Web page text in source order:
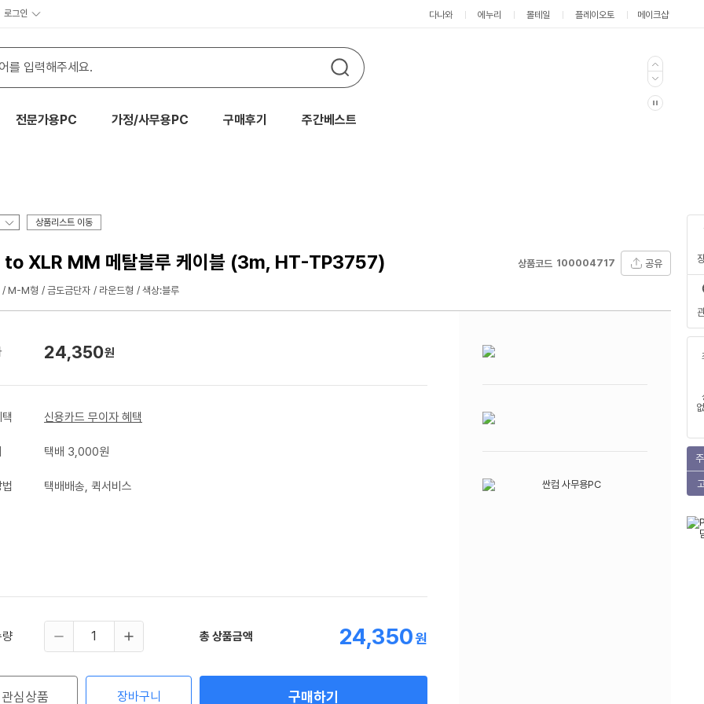
로그인 다나와 에누리 몰테일 플레이오토 메이크샵
전문가용PC 가정/사무용PC 구매후기 주간베스트
상품리스트 이동
to XLR MM 메탈블루 케이블 (3m, HT-TP3757) 상품코드 100004717 공유
M-M형 금도금단자 라운드형 색상:블루
24,350원
신용카드 무이자 혜택
택배 3,000원
택배배송, 퀵서비스
량 총 상품금액 24,350원
관심상품 장바구니 구매하기